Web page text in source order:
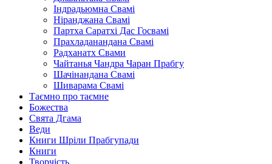
Індрадьюмна Свамі
Ніранджана Свамі
Партха Саратхі Дас Госвамі
Прахладанандана Свамі
Радханатх Свами
Чайтанья Чандра Чаран Прабгу
Шачінандана Свамі
Шиварама Свамі
Таємно про таємне
Божества
Свята Дгама
Веди
Книги Шріли Прабгупади
Книги